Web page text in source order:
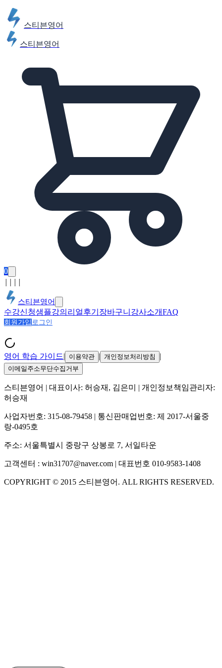
스티븐영어
스티븐영어
0
스티븐영어
수강신청샘플강의 리얼후기 장바구니 강사소개FAQ
회원가입 로그인
영어 학습 가이드| 이용약관 | 개인정보처리방침 |
이메일주소무단수집거부
스티븐영어 | 대표이사: 허승재, 김은미
| 개인정보책임관리자:
허승재
사업자번호: 315-08-79458 | 통신판매업번호: 제 2017-서울중
랑-0495호
주소: 서울특별시 중랑구 상봉로 7, 서일타운
고객센터 : win31707@naver.com | 대표번호 010-9583-1408
COPYRIGHT © 2015 스티븐영어 . ALL RIGHTS RESERVED.